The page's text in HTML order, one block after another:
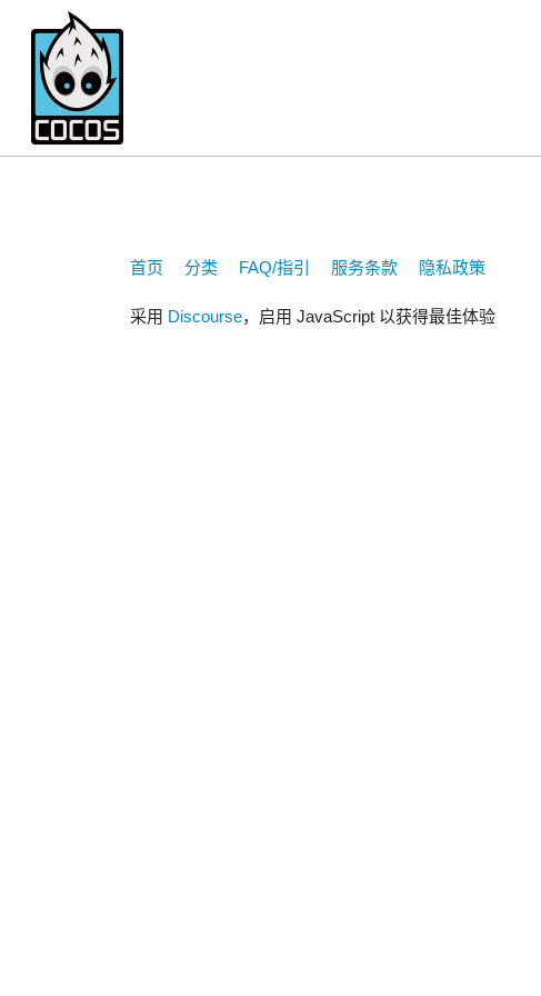
首页 分类 FAQ/指引 服务条款 隐私政策
采用 Discourse，启用 JavaScript 以获得最佳体验